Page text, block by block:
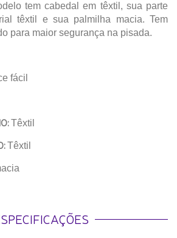
tem cabedal em têxtil, sua parte
têxtil e sua palmilha macia. Tem
para maior segurança na pisada.
fácil
Têxtil
Têxtil